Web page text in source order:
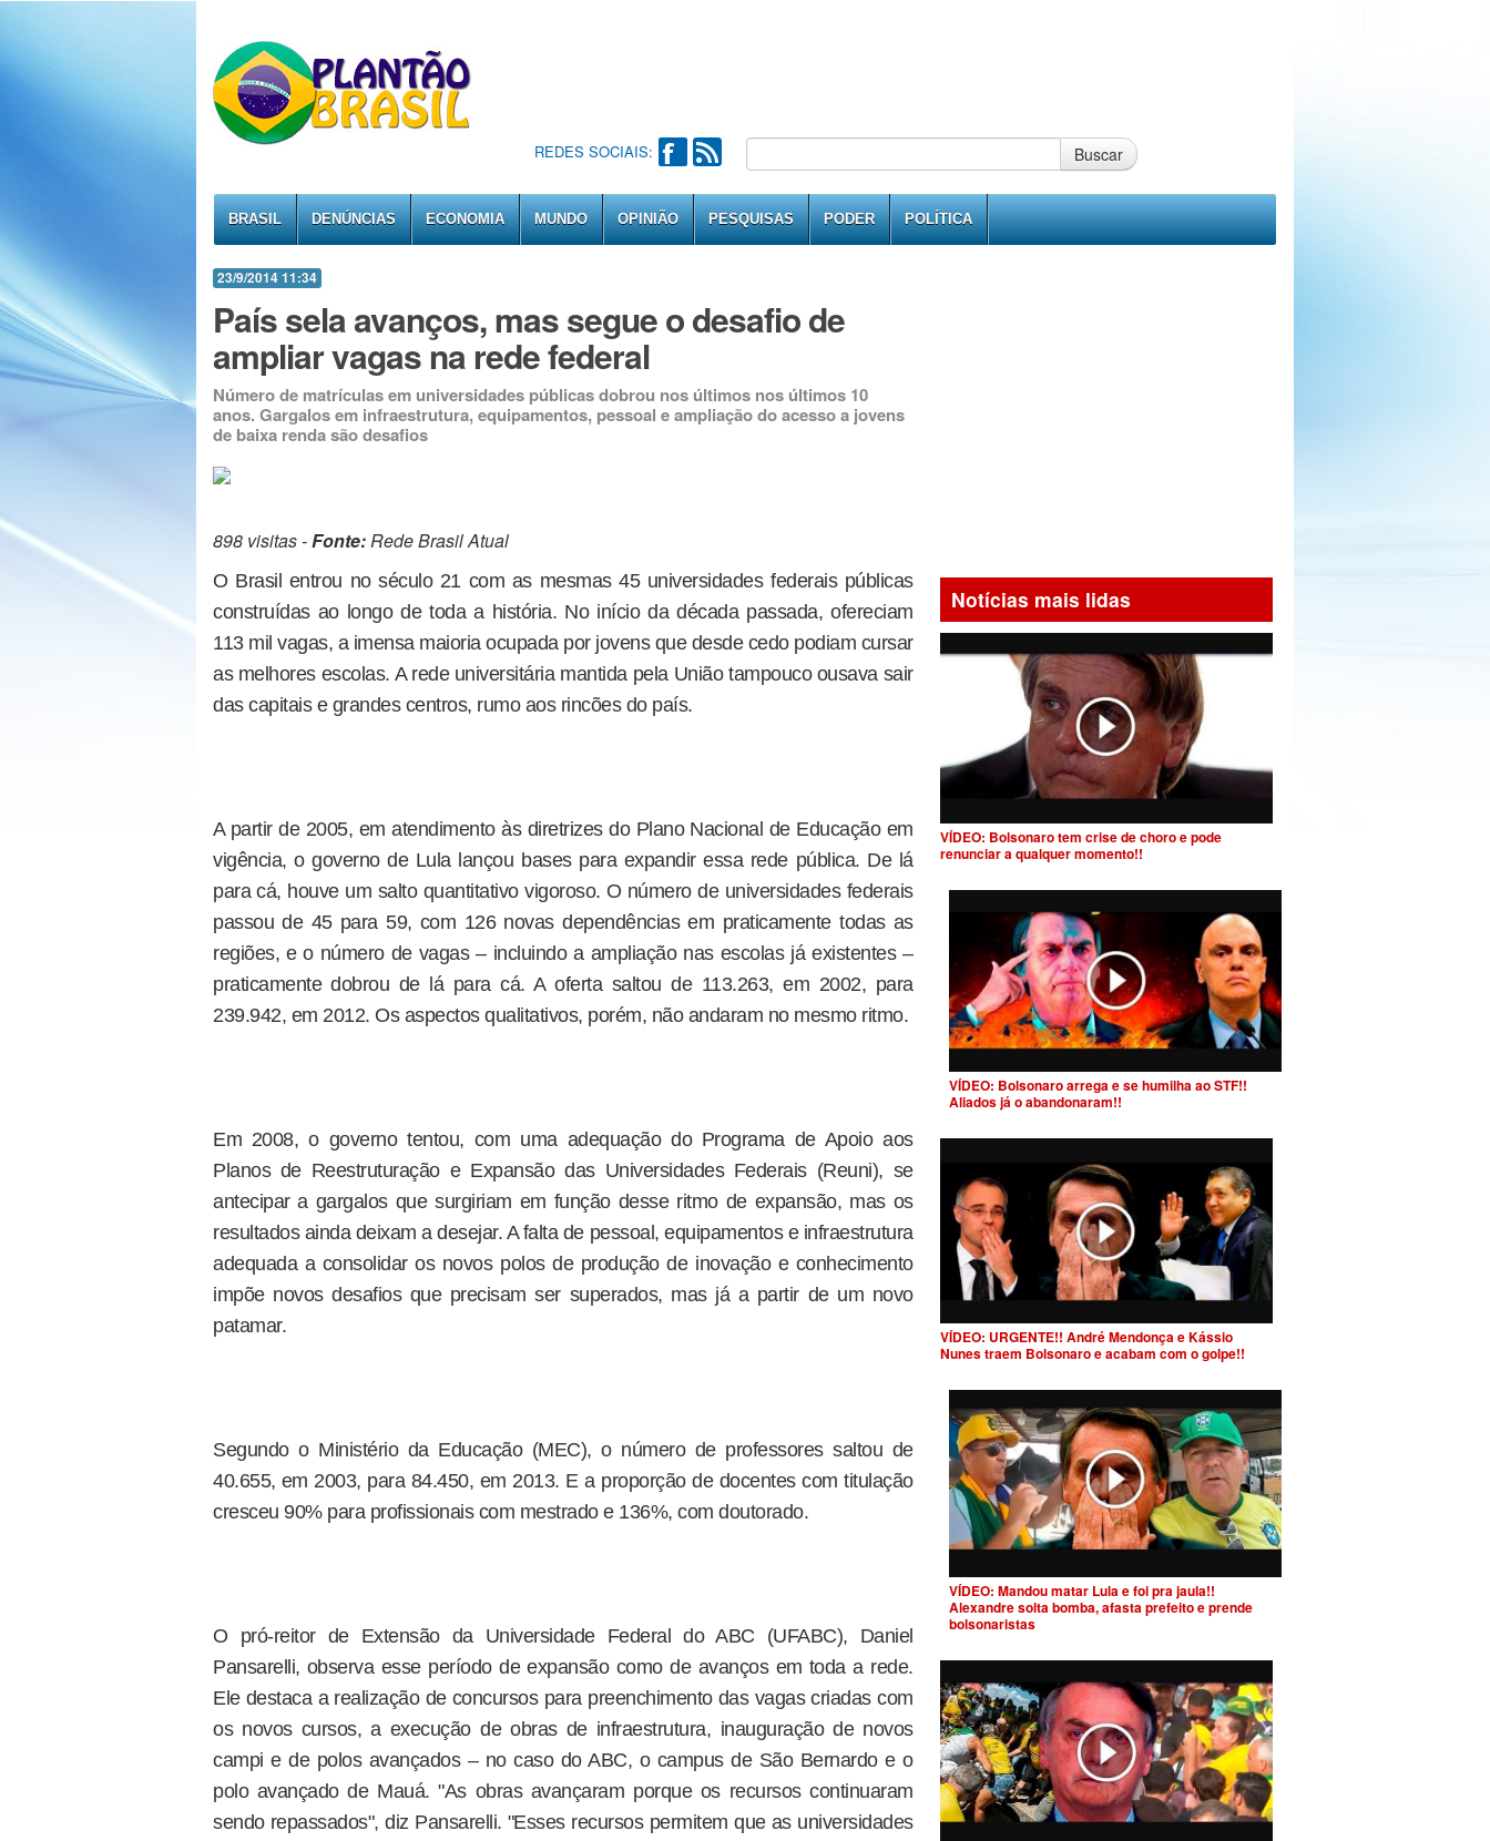
REDES SOCIAIS: Buscar
BRASIL DENÚNCIAS ECONOMIA MUNDO OPINIÃO PESQUISAS PODER POLÍTICA
23/9/2014 11:34
País sela avanços, mas segue o desafio de
ampliar vagas na rede federal
Número de matrículas em universidades públicas dobrou nos últimos nos últimos 10
anos. Gargalos em infraestrutura, equipamentos, pessoal e ampliação do acesso a jovens
de baixa renda são desafios
898 visitas -Fonte:Rede Brasil Atual
O Brasil entrou no século 21 com as mesmas 45 universidades federais públicas
construídas ao longo de toda a história. No início da década passada, ofereciam
113 mil vagas, a imensa maioria ocupada por jovens que desde cedo podiam cursar
as melhores escolas. A rede universitária mantida pela União tampouco ousava sair
das capitais e grandes centros, rumo aos rincões do país.
A partir de 2005, em atendimento às diretrizes do Plano Nacional de Educação em
vigência, o governo de Lula lançou bases para expandir essa rede pública. De lá
para cá, houve um salto quantitativo vigoroso. O número de universidades federais
passou de 45 para 59, com 126 novas dependências em praticamente todas as
regiões, e o número de vagas – incluindo a ampliação nas escolas já existentes –
praticamente dobrou de lá para cá. A oferta saltou de 113.263, em 2002, para
239.942, em 2012. Os aspectos qualitativos, porém, não andaram no mesmo ritmo.
Em 2008, o governo tentou, com uma adequação do Programa de Apoio aos
Planos de Reestruturação e Expansão das Universidades Federais (Reuni), se
antecipar a gargalos que surgiriam em função desse ritmo de expansão, mas os
resultados ainda deixam a desejar. A falta de pessoal, equipamentos e infraestrutura
adequada a consolidar os novos polos de produção de inovação e conhecimento
impõe novos desafios que precisam ser superados, mas já a partir de um novo
patamar.
Segundo o Ministério da Educação (MEC), o número de professores saltou de
40.655, em 2003, para 84.450, em 2013. E a proporção de docentes com titulação
cresceu 90% para profissionais com mestrado e 136%, com doutorado.
O pró-reitor de Extensão da Universidade Federal do ABC (UFABC), Daniel
Pansarelli, observa esse período de expansão como de avanços em toda a rede.
Ele destaca a realização de concursos para preenchimento das vagas criadas com
os novos cursos, a execução de obras de infraestrutura, inauguração de novos
campi e de polos avançados – no caso do ABC, o campus de São Bernardo e o
polo avançado de Mauá. "As obras avançaram porque os recursos continuaram
sendo repassados", diz Pansarelli. "Esses recursos permitem que as universidades
Notícias mais lidas
VÍDEO: Bolsonaro tem crise de choro e pode
renunciar a qualquer momento!!
VÍDEO: Bolsonaro arrega e se humilha ao STF!!
Aliados já o abandonaram!!
VÍDEO: URGENTE!! André Mendonça e Kássio
Nunes traem Bolsonaro e acabam com o golpe!!
VÍDEO: Mandou matar Lula e foi pra jaula!!
Alexandre solta bomba, afasta prefeito e prende
bolsonaristas